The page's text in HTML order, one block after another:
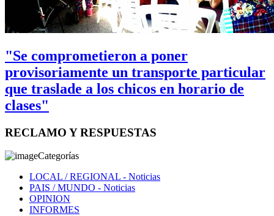
"Se comprometieron a poner
provisoriamente un transporte particular
que traslade a los chicos en horario de
clases"
RECLAMO Y RESPUESTAS
Categorías
LOCAL / REGIONAL - Noticias
PAIS / MUNDO - Noticias
OPINION
INFORMES